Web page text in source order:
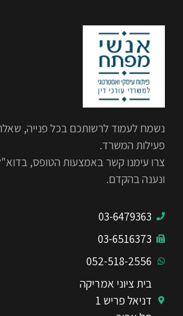
נשמח לעמוד לרשותכם בכל פנייה, שאלה
פעילות המשרד.
צרו עימנו קשר באמצעות הטופס,
ונענה בהקדם.
03-6479363
03-6516373
052-518-2556
בית ציוני אמריקה
דניאל פריש 1